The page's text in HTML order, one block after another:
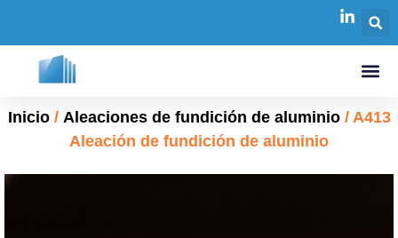
Inicio/ Aleaciones de fundición de aluminio/ A413
Aleación de fundición de aluminio